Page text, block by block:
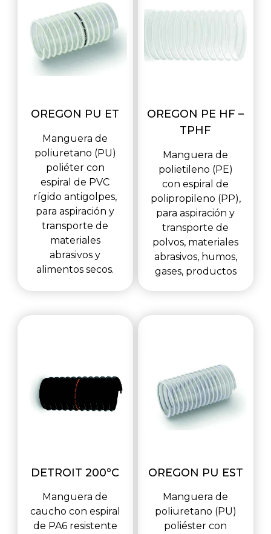
OREGON PU ET
Manguera de
poliuretano (PU)
poliéter con
espiral de PVC
rígido antigolpes,
para aspiración y
transporte de
materiales
abrasivos y
alimentos secos.
OREGON PE HF –
TPHF
Manguera de
polietileno (PE)
con espiral de
polipropileno (PP),
para aspiración y
transporte de
polvos, materiales
abrasivos, humos,
gases, productos
DETROIT 200°C
Manguera de
caucho con espiral
de PA6 resistente
OREGON PU EST
Manguera de
poliuretano (PU)
poliéster con